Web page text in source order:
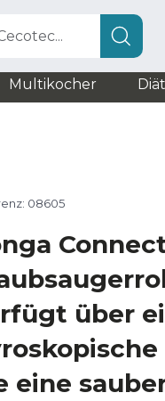
Multikocher
08605
über
eine